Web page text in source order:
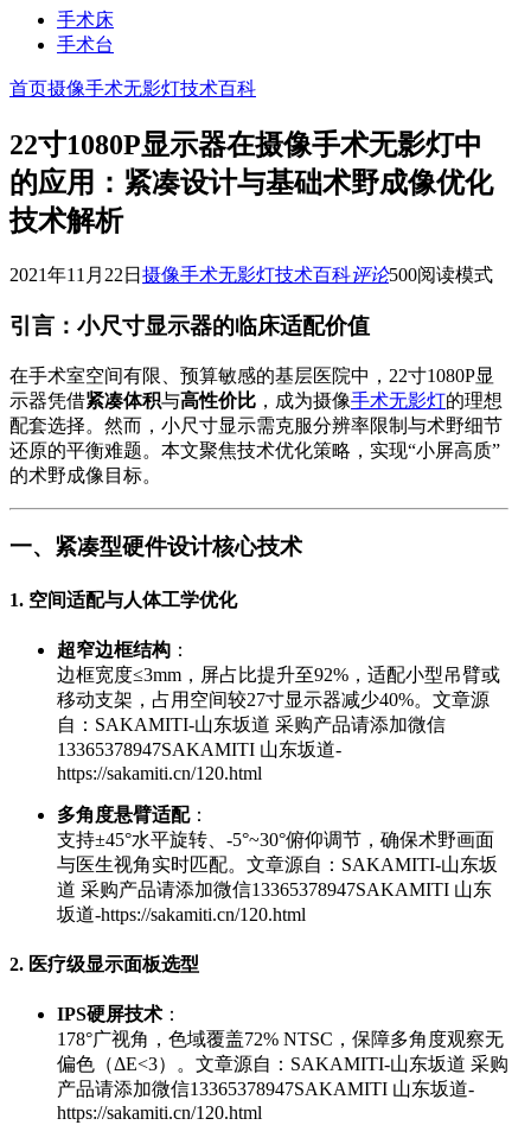
手术床
手术台
首页摄像手术无影灯技术百科
22寸1080P显示器在摄像手术无影灯中
的应用：紧凑设计与基础术野成像优化
技术解析
2021年11月22日 摄像手术无影灯技术百科评论500阅读模式
引言：小尺寸显示器的临床适配价值
在手术室空间有限、预算敏感的基层医院中，22寸1080P显
示器凭借紧凑体积与高性价比 ，成为摄像手术无影灯的理想
配套选择。然而，小尺寸显示需克服分辨率限制与术野细节
还原的平衡难题。本文聚焦技术优化策略，实现“小屏高质”
的术野成像目标。
一、紧凑型硬件设计核心技术
1. 空间适配与人体工学优化
超窄边框结构 ：
边框宽度≤3mm，屏占比提升至92%，适配小型吊臂或
移动支架，占用空间较27寸显示器减少40%。 文章源
自：SAKAMITI-山东坂道 采购产品请添加微信
13365378947SAKAMITI 山东坂道-
https://sakamiti.cn/120.html
多角度悬臂适配：
支持±45°水平旋转、-5°~30°俯仰调节，确保术野画面
与医生视角实时匹配。 文章源自：SAKAMITI-山东坂
道 采购产品请添加微信13365378947SAKAMITI 山东
坂道-https://sakamiti.cn/120.html
2. 医疗级显示面板选型
IPS硬屏技术 ：
178°广视角，色域覆盖72% NTSC，保障多角度观察无
偏色（ΔE<3）。 文章源自：SAKAMITI-山东坂道 采购
产品请添加微信13365378947SAKAMITI 山东坂道-
https://sakamiti.cn/120.html